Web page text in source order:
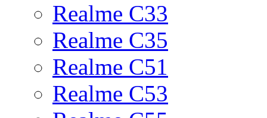
Realme C33
Realme C35
Realme C51
Realme C53